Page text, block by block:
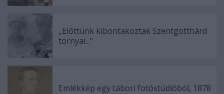
„Előttünk kibontakoztak Szentgotthárd
tornyai...”
Emlékkép egy tábori fotóstúdióból, 1878